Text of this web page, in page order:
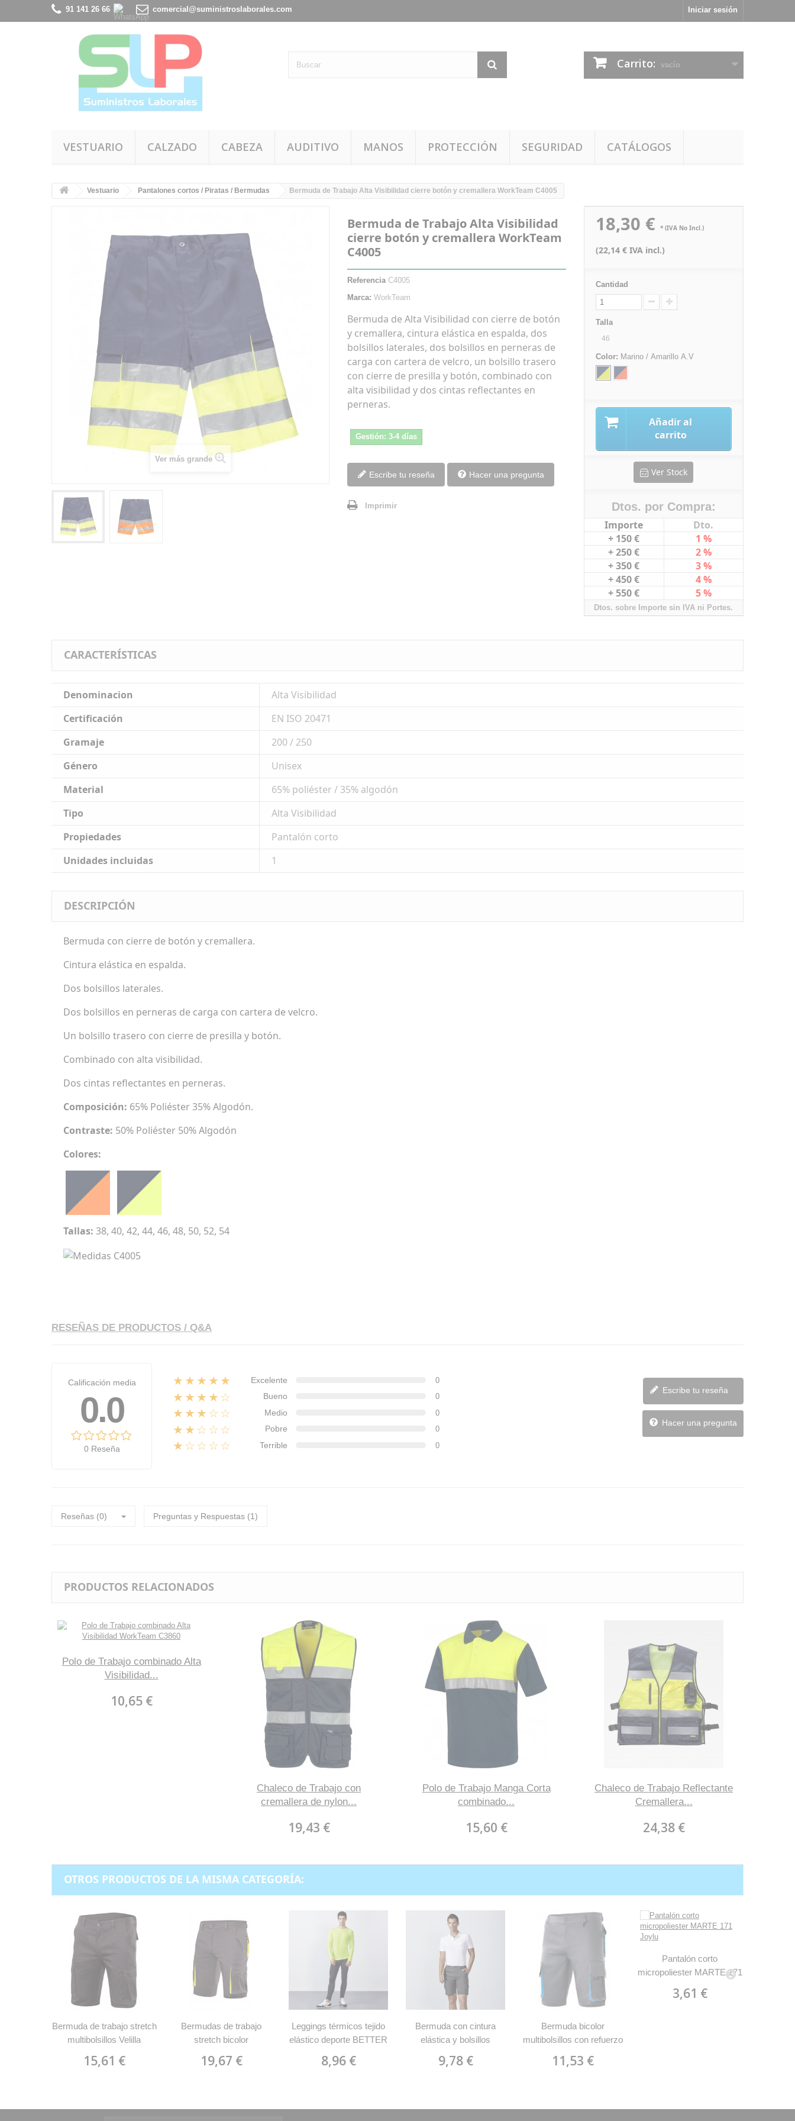
Iniciar sesión
91 141 26 66 comercial@suministroslaborales.com
Carrito: vacío
VESTUARIO CALZADO CABEZA AUDITIVO MANOS PROTECCIÓN SEGURIDAD CATÁLOGOS
Vestuario Pantalones cortos / Piratas / Bermudas Bermuda de Trabajo Alta Visibilidad cierre botón y cremallera WorkTeam C4005
Ver más grande
Bermuda de Trabajo Alta Visibilidad
cierre botón y cremallera WorkTeam
C4005
Referencia C4005
Marca: WorkTeam
Bermuda de Alta Visibilidad con cierre de botón
y cremallera, cintura elástica en espalda, dos
bolsillos laterales, dos bolsillos en perneras de
carga con cartera de velcro, un bolsillo trasero
con cierre de presilla y botón, combinado con
alta visibilidad y dos cintas reflectantes en
perneras.
Gestión: 3-4 días
Escribe tu reseña Hacer una pregunta
Imprimir
18,30 € * (IVA No Incl.)
(22,14 € IVA incl.)
Cantidad
Talla
46
Color: Marino / Amarillo A.V
Añadir al
carrito
Ver Stock
Dtos. por Compra:
Importe
Dto.
+ 150 €
1 %
+ 250 €
2 %
+ 350 €
3 %
+ 450 €
4 %
+ 550 €
5 %
Dtos. sobre Importe sin IVA ni Portes.
CARACTERÍSTICAS
Denominacion
Alta Visibilidad
Certificación
EN ISO 20471
Gramaje
200 / 250
Género
Unisex
Material
65% poliéster / 35% algodón
Tipo
Alta Visibilidad
Propiedades
Pantalón corto
Unidades incluidas
1
DESCRIPCIÓN
Bermuda con cierre de botón y cremallera.
Cintura elástica en espalda.
Dos bolsillos laterales.
Dos bolsillos en perneras de carga con cartera de velcro.
Un bolsillo trasero con cierre de presilla y botón.
Combinado con alta visibilidad.
Dos cintas reflectantes en perneras.
Composición: 65% Poliéster 35% Algodón.
Contraste: 50% Poliéster 50% Algodón
Colores:
Tallas: 38, 40, 42, 44, 46, 48, 50, 52, 54
RESEÑAS DE PRODUCTOS / Q&A
Calificación media
0.0
0 Reseña
★★★★★ Excelente 0
★★★★☆ Bueno 0
★★★☆☆ Medio 0
★★☆☆☆ Pobre 0
★☆☆☆☆ Terrible 0
Escribe tu reseña
Hacer una pregunta
Reseñas (0) Preguntas y Respuestas (1)
PRODUCTOS RELACIONADOS
Polo de Trabajo combinado Alta
Visibilidad...
10,65 €
Chaleco de Trabajo con
cremallera de nylon...
19,43 €
Polo de Trabajo Manga Corta
combinado...
15,60 €
Chaleco de Trabajo Reflectante
Cremallera...
24,38 €
OTROS PRODUCTOS DE LA MISMA CATEGORÍA:
Bermuda de trabajo stretch
multibolsillos Velilla
15,61 €
Bermudas de trabajo
stretch bicolor
103010S
19,67 €
Leggings térmicos tejido
elástico deporte BETTER
8,96 €
Bermuda con cintura
elástica y bolsillos
9,78 €
Bermuda bicolor
multibolsillos con refuerzo
11,53 €
Pantalón corto
micropoliester MARTE 171
3,61 €